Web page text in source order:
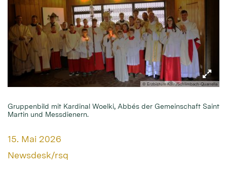
© Erzbistum Köln/Schlimbach-Quarrella
Gruppenbild mit Kardinal Woelki, Abbés der Gemeinschaft Saint
Martin und Messdienern.
Datum:
15. Mai 2026
Von:
Newsdesk/rsq